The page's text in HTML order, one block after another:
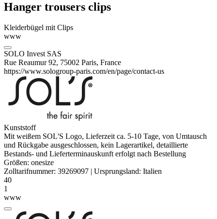
Hanger trousers clips
Kleiderbügel mit Clips
www
SOLO Invest SAS
Rue Reaumur 92, 75002 Paris, France
https://www.sologroup-paris.com/en/page/contact-us
Kunststoff
Mit weißem SOL'S Logo, Lieferzeit ca. 5-10 Tage, von Umtausch
und Rückgabe ausgeschlossen, kein Lagerartikel, detaillierte
Bestands- und Lieferterminauskunft erfolgt nach Bestellung
Größen: onesize
Zolltarifnummer: 39269097 | Ursprungsland: Italien
40
1
www